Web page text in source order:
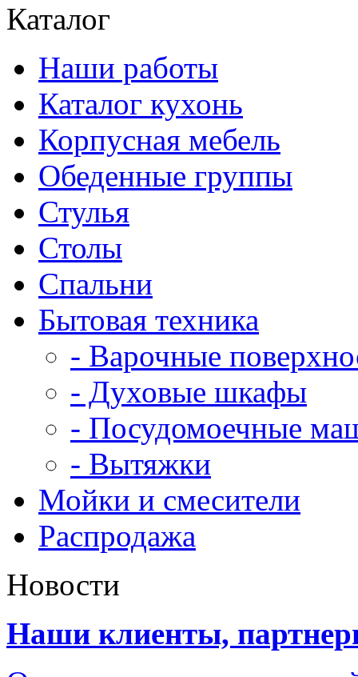
Каталог
Наши работы
Каталог кухонь
Корпусная мебель
Обеденные группы
Стулья
Столы
Спальни
Бытовая техника
- Варочные
- Духовые шкафы
- Посудомоечные
- Вытяжки
Мойки и смесители
Распродажа
Новости
Наши клиенты,